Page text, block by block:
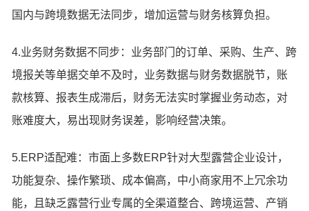
国内与跨境数据无法同步，增加运营与财务核算负担。
4.业务财务数据不同步：业务部门的订单、采购、生产、跨
境报关等单据交单不及时，业务数据与财务数据脱节，账
款核算、报表生成滞后，财务无法实时掌握业务动态，对
账难度大，易出现财务误差，影响经营决策。
5.ERP适配难：市面上多数ERP针对大型露营企业设计，
功能复杂、操作繁琐、成本偏高，中小商家用不上冗余功
能，且缺乏露营行业专属的全渠道整合、跨境运营、产销